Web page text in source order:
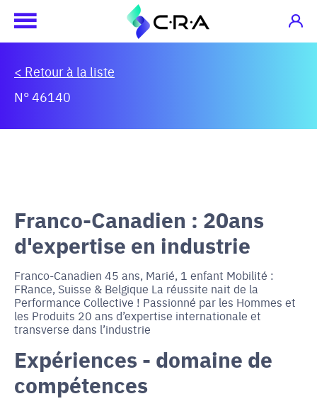
< Retour à la liste
N° 46140
Franco-Canadien : 20ans
d'expertise en industrie
Franco-Canadien 45 ans, Marié, 1 enfant Mobilité :
FRance, Suisse & Belgique La réussite nait de la
Performance Collective ! Passionné par les Hommes et
les Produits 20 ans d’expertise internationale et
transverse dans l’industrie
Expériences - domaine de
compétences